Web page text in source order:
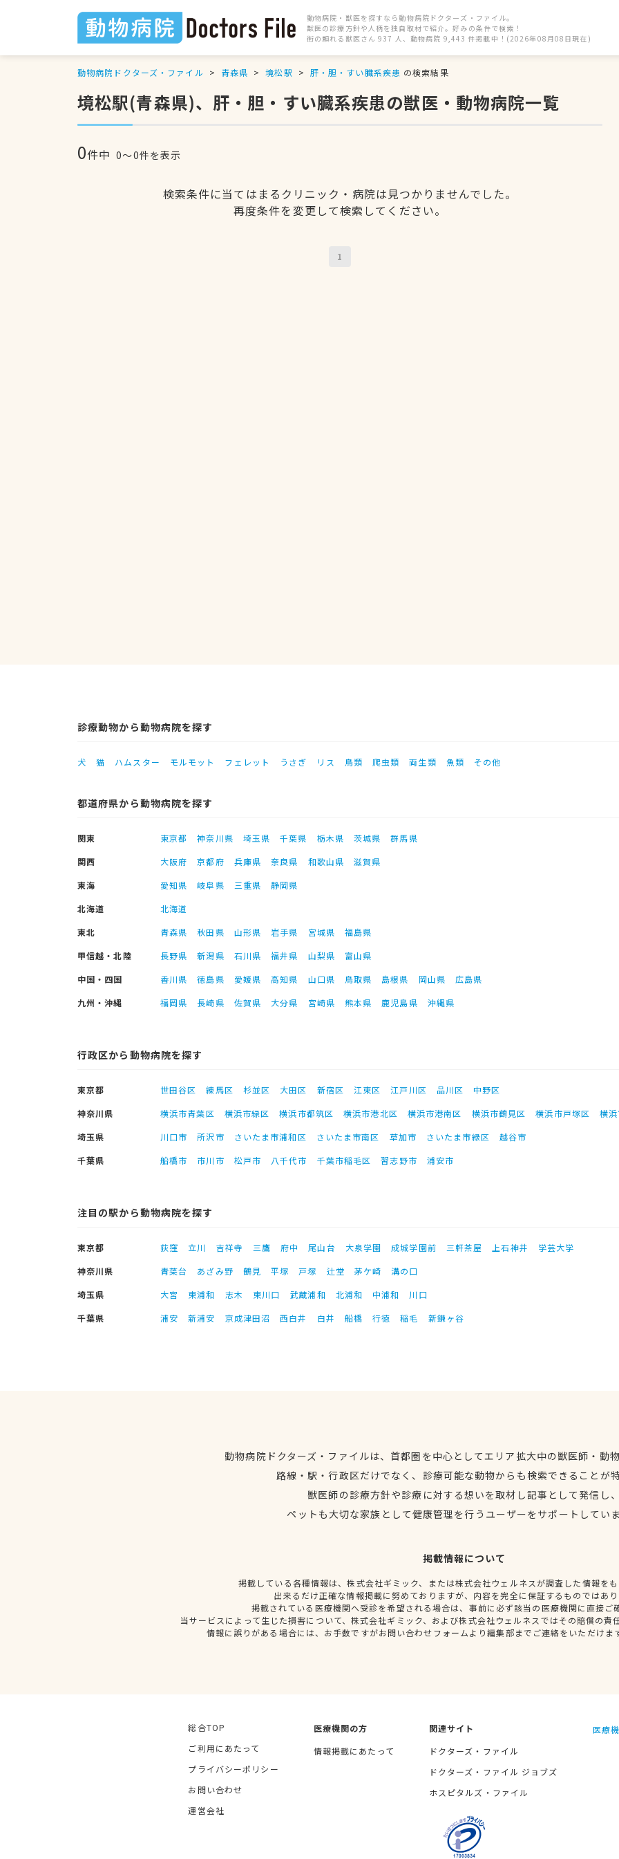
動物病院・獣医を探すなら動物病院ドクターズ・ファイル。
獣医の診療方針や人柄を独自取材で紹介。好みの条件で検索！
街の頼れる獣医さん 937 人、動物病院 9,443 件掲載中！(2026年08月08日現在)
動物病院ドクターズ・ファイル 青森県 境松駅 肝・胆・すい臓系疾患 の検索結果
境松駅(青森県)、肝・胆・すい臓系疾患の獣医・動物病院一覧
0件中 0〜0件を表示
検索条件に当てはまるクリニック・病院は見つかりませんでした。
再度条件を変更して検索してください。
1
診療動物から動物病院を探す
犬 猫 ハムスター モルモット フェレット うさぎ リス 鳥類 爬虫類 両生類 魚類 その他
都道府県から動物病院を探す
関東 東京都 神奈川県 埼玉県 千葉県 栃木県 茨城県
群馬県
関西
大阪府 京都府 兵庫県 奈良県 和歌山県
滋賀県
東海
愛知県 岐阜県 三重県
静岡県
北海道
北海道
東北
青森県 秋田県 山形県 岩手県 宮城県
福島県
甲信越・北陸
長野県 新潟県 石川県 福井県 山梨県
富山県
中国・四国
香川県 徳島県 愛媛県 高知県 山口県 鳥取県 島根県 岡山県
広島県
九州・沖縄
福岡県 長崎県 佐賀県 大分県 宮崎県 熊本県 鹿児島県 沖縄県
行政区から動物病院を探す
東京都 世田谷区 練馬区 杉並区 大田区 新宿区 江東区 江戸川区 品川区
中野区
神奈川県
横浜市青葉区 横浜市緑区 横浜市都筑区 横浜市港北区 横浜市港南区 横浜市鶴見区 横浜市戸塚区
横
埼玉県
川口市 所沢市 さいたま市浦和区 さいたま市南区 草加市 さいたま市緑区
越谷市
千葉県
船橋市 市川市 松戸市 八千代市 千葉市稲毛区 習志野市 浦安市
注目の駅から動物病院を探す
東京都 荻窪 立川 吉祥寺 三鷹 府中 尾山台 大泉学園 成城学園前 三軒茶屋 上石神井
学芸大学
神奈川県
青葉台 あざみ野 鶴見 平塚 戸塚 辻堂 茅ケ崎
溝の口
埼玉県
大宮 東浦和 志木 東川口 武蔵浦和 北浦和 中浦和
川口
千葉県
浦安 新浦安 京成津田沼 西白井 白井 船橋 行徳 稲毛 新鎌ヶ谷
動物病院ドクターズ・ファイルは、首都圏を中心としてエリア拡大中の獣医師・動
路線・駅・行政区だけでなく、診療可能な動物からも検索できることが
獣医師の診療方針や診療に対する想いを取材し記事として発信し
ペットも大切な家族として健康管理を行うユーザーをサポートしてい
掲載情報について
掲載している各種情報は、株式会社ギミック、または株式会社ウェルネスが調査した情報を
出来るだけ正確な情報掲載に努めておりますが、内容を完全に保証するものではあ
掲載されている医療機関へ受診を希望される場合は、事前に必ず該当の医療機関に直接ご
当サービスによって生じた損害について、株式会社ギミック、および株式会社ウェルネスではその賠償の責
情報に誤りがある場合には、お手数ですがお問い合わせフォームより編集部までご連絡をいただけま
総合TOP
ご利用にあたって
プライバシーポリシー
お問い合わせ
運営会社
医療機関の方
情報掲載にあたって
関連サイト
ドクターズ・ファイル
ドクターズ・ファイル ジョブズ
ホスピタルズ・ファイル
医療